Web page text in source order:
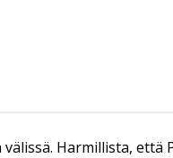
Harmillista,